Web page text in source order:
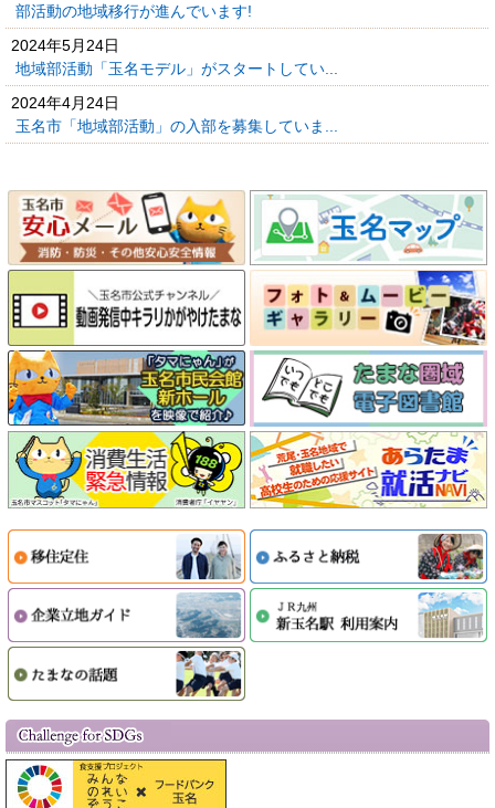
部活動の地域移行が進んでいます!
2024年5月24日
地域部活動「玉名モデル」がスタートしてい...
2024年4月24日
玉名市「地域部活動」の入部を募集していま...